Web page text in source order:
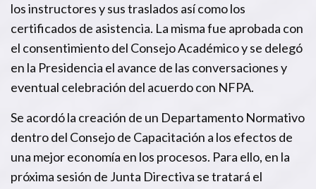
los instructores y sus traslados así como los
certificados de asistencia. La misma fue aprobada con
el consentimiento del Consejo Académico y se delegó
en la Presidencia el avance de las conversaciones y
eventual celebración del acuerdo con NFPA.
Se acordó la creación de un Departamento Normativo
dentro del Consejo de Capacitación a los efectos de
una mejor economía en los procesos. Para ello, en la
próxima sesión de Junta Directiva se tratará el